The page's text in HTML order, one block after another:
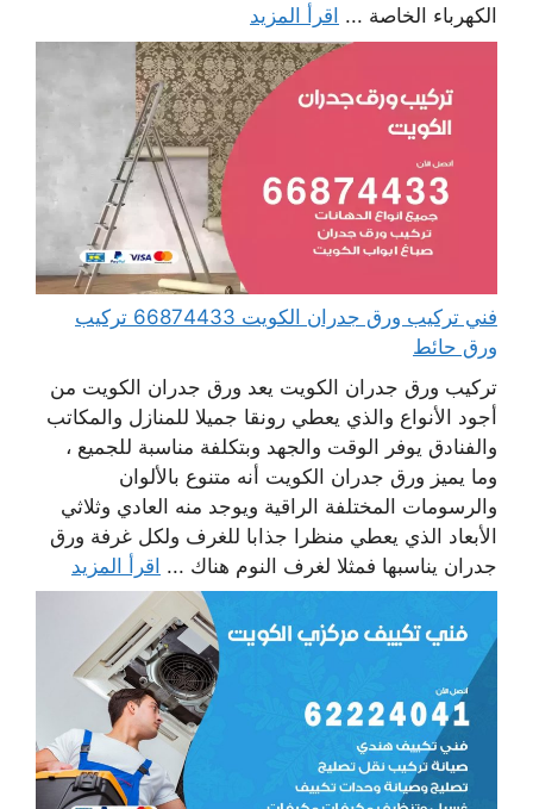
الكهرباء الخاصة ... اقرأ المزيد
فني تركيب ورق جدران الكويت 66874433 تركيب
ورق حائط
تركيب ورق جدران الكويت يعد ورق جدران الكويت من
أجود الأنواع والذي يعطي رونقا جميلا للمنازل والمكاتب
والفنادق يوفر الوقت والجهد وبتكلفة مناسبة للجميع ،
وما يميز ورق جدران الكويت أنه متنوع بالألوان
والرسومات المختلفة الراقية ويوجد منه العادي وثلاثي
الأبعاد الذي يعطي منظرا جذابا للغرف ولكل غرفة ورق
جدران يناسبها فمثلا لغرف النوم هناك ... اقرأ المزيد